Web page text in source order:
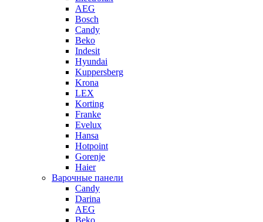
AEG
Bosch
Candy
Beko
Indesit
Hyundai
Kuppersberg
Krona
LEX
Korting
Franke
Evelux
Hansa
Hotpoint
Gorenje
Haier
Варочные панели
Candy
Darina
AEG